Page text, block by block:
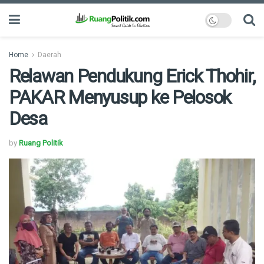
Home Daerah
Relawan Pendukung Erick Thohir,
PAKAR Menyusup ke Pelosok
Desa
by Ruang Politik